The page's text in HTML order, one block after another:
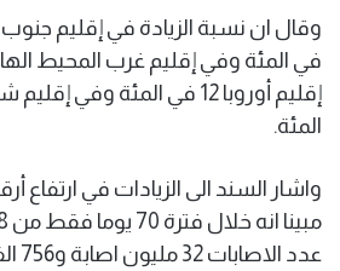
المئة.
واشار السند الى الزيادات في ارتفاع